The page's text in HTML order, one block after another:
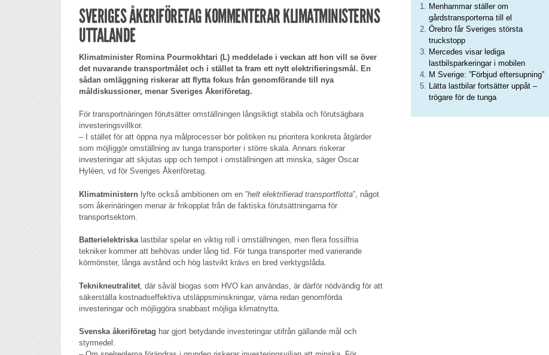
SVERIGES ÅKERIFÖRETAG KOMMENTERAR KLIMATMINISTERNS
UTTALANDE
Klimatminister Romina Pourmokhtari (L) meddelade i veckan att hon vill se över
det nuvarande transportmålet och i stället ta fram ett nytt elektrifieringsmål. En
sådan omläggning riskerar att flytta fokus från genomförande till nya
måldiskussioner, menar Sveriges Åkeriföretag.
För transportnäringen förutsätter omställningen långsiktigt stabila och förutsägbara
investeringsvillkor.
– I stället för att öppna nya målprocesser bör politiken nu prioritera konkreta åtgärder
som möjliggör omställning av tunga transporter i större skala. Annars riskerar
investeringar att skjutas upp och tempot i omställningen att minska, säger Oscar
Hyléen, vd för Sveriges Åkeriföretag.
Klimatministern lyfte också ambitionen om en ”helt elektrifierad transportflotta”, något
som åkerinäringen menar är frikopplat från de faktiska förutsättningarna för
transportsektorn.
Batterielektriskalastbilar spelar en viktig roll i omställningen, men flera fossilfria
tekniker kommer att behövas under lång tid. För tunga transporter med varierande
körmönster, långa avstånd och hög lastvikt krävs en bred verktygslåda.
Teknikneutralitet , där såväl biogas som HVO kan användas, är därför nödvändig för att
säkerställa kostnadseffektiva utsläppsminskningar, värna redan genomförda
investeringar och möjliggöra snabbast möjliga klimatnytta.
Svenska åkeriföretag har gjort betydande investeringar utifrån gällande mål och
styrmedel.
Menhammar ställer om
gårdstransporterna till el
Örebro får Sveriges största
truckstopp
Mercedes visar lediga
lastbilsparkeringar i mobilen
M Sverige: ”Förbjud eftersupning”
Lätta lastbilar fortsätter uppåt –
trögare för de tunga